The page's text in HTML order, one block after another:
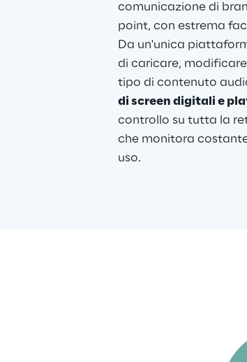
comunicazione di
point, con estrema
Da un'unica
di caricare,
tipo di contenuto
di screen digitali e
controllo su tutta la
che monitora
uso.